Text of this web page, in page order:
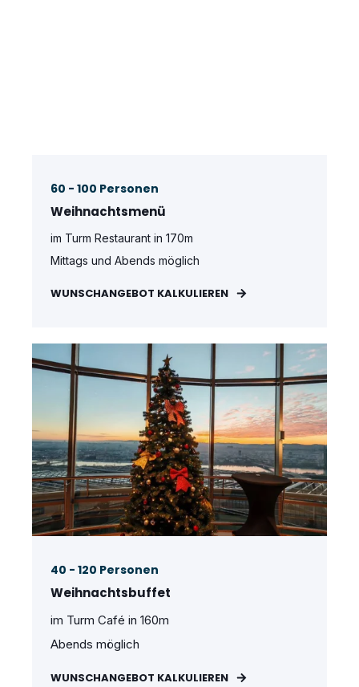
60 - 100 Personen
Weihnachtsmenü
im Turm Restaurant in 170m
Mittags und Abends möglich
WUNSCHANGEBOT KALKULIEREN
40 - 120 Personen
Weihnachtsbuffet
im Turm Café in 160m
Abends möglich
WUNSCHANGEBOT KALKULIEREN